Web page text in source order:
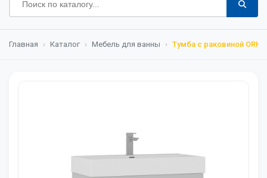
Главная › Каталог › Мебель для ванны › Тумба с раковиной